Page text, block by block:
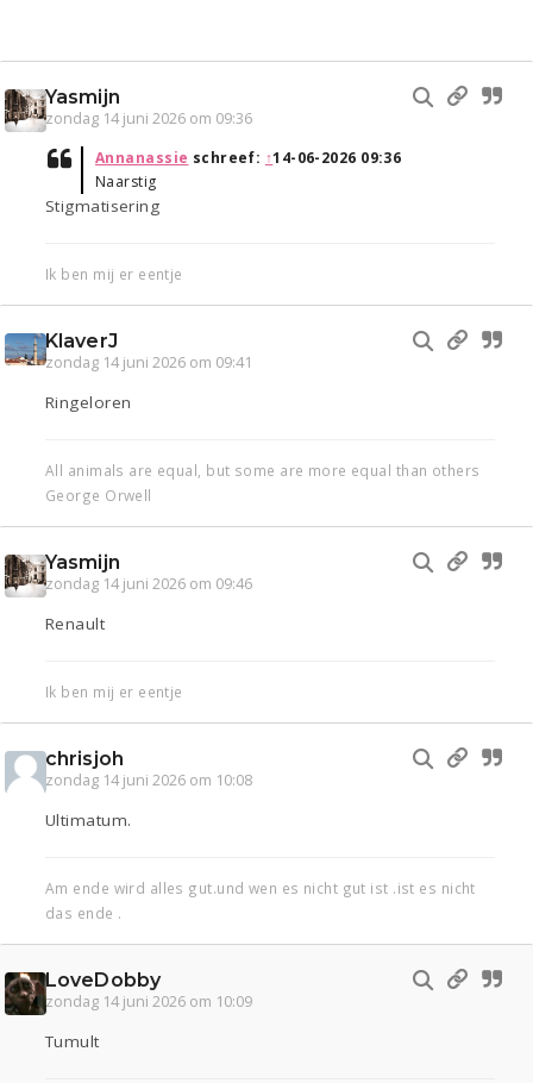
Yasmijn
zondag 14 juni 2026 om 09:36
Annanassie schreef: ↑14-06-2026 09:36
Naarstig
Stigmatisering
Ik ben mij er eentje
KlaverJ
zondag 14 juni 2026 om 09:41
Ringeloren
All animals are equal, but some are more equal than others
George Orwell
Yasmijn
zondag 14 juni 2026 om 09:46
Renault
Ik ben mij er eentje
chrisjoh
zondag 14 juni 2026 om 10:08
Ultimatum.
Am ende wird alles gut.und wen es nicht gut ist .ist es nicht
das ende .
LoveDobby
zondag 14 juni 2026 om 10:09
Tumult